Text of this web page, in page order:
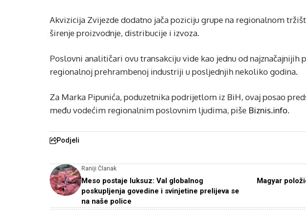
Akvizicija Zvijezde dodatno jača poziciju grupe na regionalnom
širenje proizvodnje, distribucije i izvoza.
Poslovni analitičari ovu transakciju vide kao jednu od najznačajnijih
regionalnoj prehrambenoj industriji u posljednjih nekoliko godina.
Za Marka Pipunića, poduzetnika podrijetlom iz BiH, ovaj posao
među vodećim regionalnim poslovnim ljudima, piše Biznis.info.
Podjeli
Raniji Članak
Meso postaje luksuz: Val globalnog
poskupljenja govedine i svinjetine prelijeva se
na naše police
Magyar